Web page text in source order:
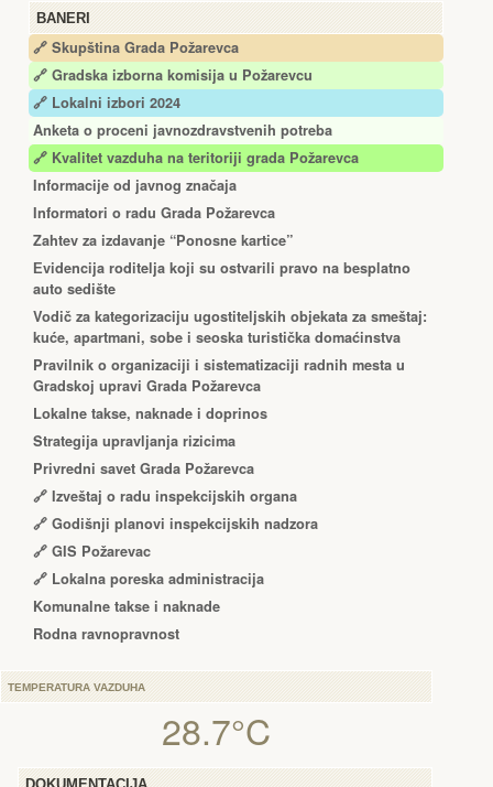
BANERI
🔗 Skupština Grada Požarevca
🔗 Gradska izborna komisija u Požarevcu
🔗 Lokalni izbori 2024
Anketa o proceni javnozdravstvenih potreba
🔗 Kvalitet vazduha na teritoriji grada Požarevca
Informacije od javnog značaja
Informatori o radu Grada Požarevca
Zahtev za izdavanje “Ponosne kartice”
Еvidencija roditelja koji su ostvarili pravo na besplatno
auto sedište
Vodič za kategorizaciju ugostiteljskih objekata za smeštaj:
kuće, apartmani, sobe i seoska turistička domaćinstva
Pravilnik o organizaciji i sistematizaciji radnih mesta u
Gradskoj upravi Grada Požarevca
Lokalne takse, naknade i doprinos
Strategija upravljanja rizicima
Privredni savet Grada Požarevca
🔗 Izveštaj o radu inspekcijskih organa
🔗 Godišnji planovi inspekcijskih nadzora
🔗 GIS Požarevac
🔗 Lokalna poreska administracija
Komunalne takse i naknade
Rodna ravnopravnost
TEMPERATURA VAZDUHA
28.7°C